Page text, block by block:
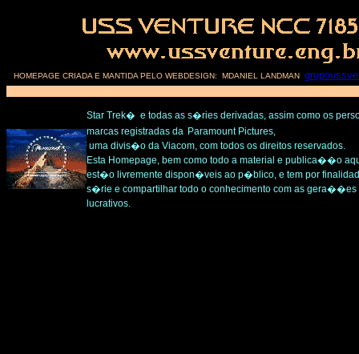
HOMEPAGE CRIADA E MANTIDA PELO WEBDESIGN: MDANIEL LANDMAN
Star Trek� e todas as s�ries derivadas, assim como os
marcas registradas da Paramount Pictures,
uma divis�o da Viacom, com todos os direitos reservados.
Esta Homepage, bem como todo a material e publica��o
est�o livremente dispon�veis ao p�blico, e tem por
s�rie e compartilhar todo o conhecimento com as gera��es
lucrativos.